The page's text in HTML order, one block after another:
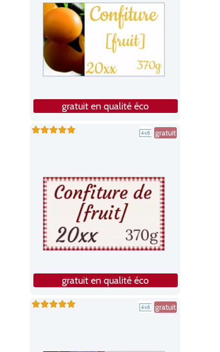
gratuit en qualité éco
gratuit
gratuit en qualité éco
gratuit